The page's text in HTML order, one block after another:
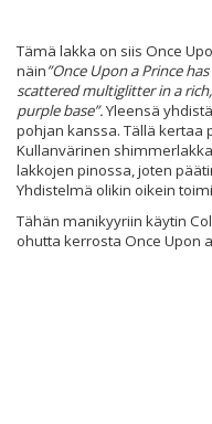
Tämä lakka on siis Once
näin”Once Upon a Prince
scattered multiglitter in a
purple base”.Yleensä
pohjan kanssa. Tällä kertaa
Kullanvärinen
lakkojen pinossa, joten
Yhdistelmä olikin oikein
Tähän manikyyriin käytin
ohutta kerrosta Once Upon